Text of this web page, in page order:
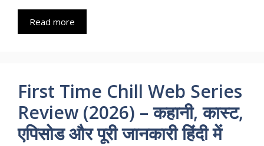
Read more
First Time Chill Web Series
Review (2026) – कहानी, कास्ट,
एपिसोड और पूरी जानकारी हिंदी में